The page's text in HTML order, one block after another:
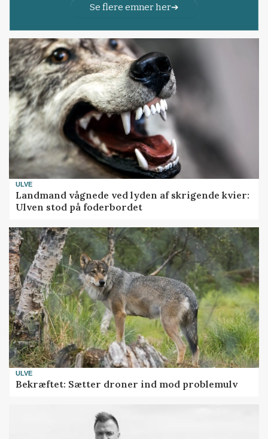
Se flere emner her
ULVE
Landmand vågnede ved lyden af skrigende kvier:
Ulven stod på foderbordet
ULVE
Bekræftet: Sætter droner ind mod problemulv